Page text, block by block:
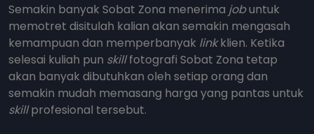
Semakin banyak Sobat Zona menerima jobuntuk
memotret disitulah kalian akan semakin mengasah
kemampuan dan memperbanyak linkklien. Ketika
selesai kuliah pun skillfotografi Sobat Zona tetap
akan banyak dibutuhkan oleh setiap orang dan
semakin mudah memasang harga yang pantas untuk
skillprofesional tersebut.